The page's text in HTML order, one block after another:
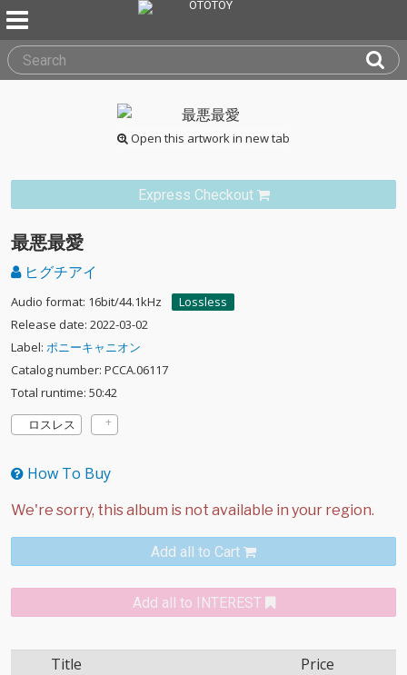
Open this artwork in new tab
Express Checkout
最悪最愛
ヒグチアイ
Audio format: 16bit/44.1kHz
Lossless
Release date: 2022-03-02
Label: ポニーキャニオン
Catalog number: PCCA.06117
Total runtime: 50:42
ロスレス
How To Buy
Add all to Cart
Add all to INTEREST
Title Price